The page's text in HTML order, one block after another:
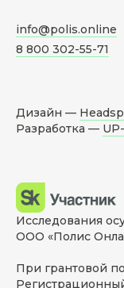
info@polis.online
8 800 302-55-71
Дизайн —
Разработка —
Исследования
ООО «Полис
При грантовой